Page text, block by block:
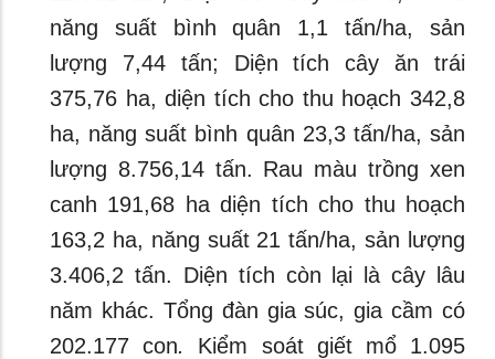
năng suất bình quân 1,1 tấn/ha, sản
lượng 7,44 tấn; Diện tích cây ăn trái
375,76 ha, diện tích cho thu hoạch 342,8
ha, năng suất bình quân 23,3 tấn/ha, sản
lượng 8.756,14 tấn. Rau màu trồng xen
canh 191,68 ha diện tích cho thu hoạch
163,2 ha, năng suất 21 tấn/ha, sản lượng
3.406,2 tấn. Diện tích còn lại là cây lâu
năm khác. Tổng đàn gia súc, gia cầm có
202.177 con. Kiểm soát giết mổ 1.095